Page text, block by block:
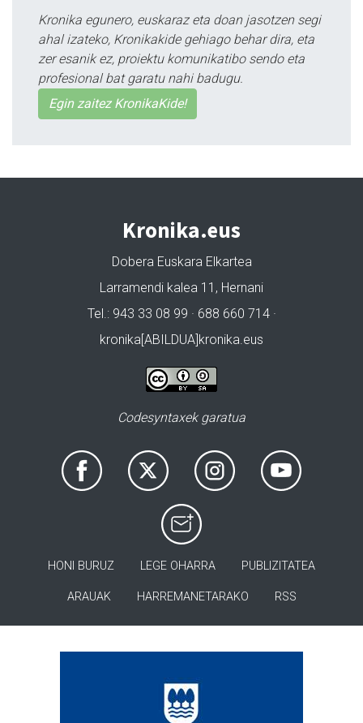
Kronika egunero, euskaraz eta doan jasotzen segi
ahal izateko, Kronikakide gehiago behar dira, eta
zer esanik ez, proiektu komunikatibo sendo eta
profesional bat garatu nahi badugu.
Egin zaitez KronikaKide!
Kronika.eus
Dobera Euskara Elkartea
Larramendi kalea 11, Hernani
Tel.: 943 33 08 99 · 688 660 714 ·
kronika[ABILDUA]kronika.eus
Codesyntaxek garatua
HONI BURUZ LEGE OHARRA PUBLIZITATEA
ARAUAK HARREMANETARAKO RSS